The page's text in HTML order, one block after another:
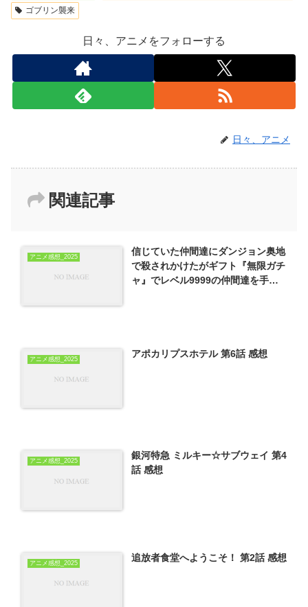
ゴブリン襲来
日々、アニメをフォローする
日々、アニメ
関連記事
アニメ感想_2025
信じていた仲間達にダンジョン奥地
で殺されかけたがギフト『無限ガチ
ャ』でレベル9999の仲間達を手に
アニメ感想_2025 アポカリプスホテル 第6話 感想
アニメ感想_2025
銀河特急 ミルキー☆サブウェイ 第4
話 感想
アニメ感想_2025 追放者食堂へようこそ！ 第2話 感想